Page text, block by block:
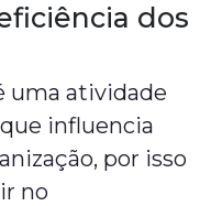
dos
uma atividade
influencia
por isso
no